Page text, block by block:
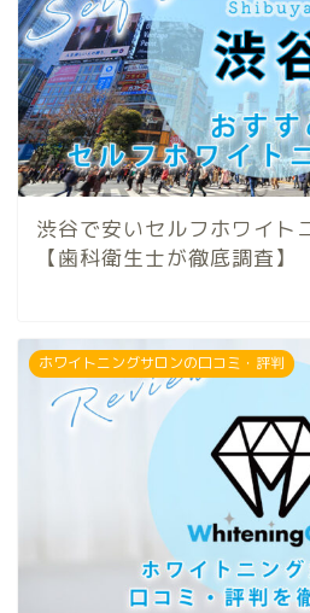
渋谷で安いセルフホワイト
【歯科衛生士が徹底調査】
ホワイトニングサロンの口コミ・評判